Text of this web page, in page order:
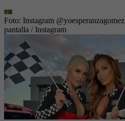
Foto: Instagram @yoesperanzagomez
pantalla / Instagram